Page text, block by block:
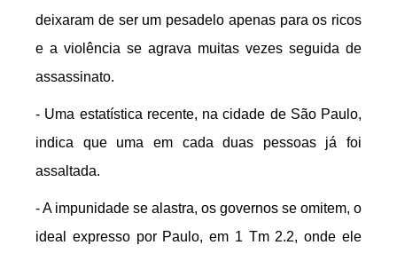
deixaram de ser um pesadelo apenas para os ricos
e a violência se agrava muitas vezes seguida de
assassinato.
- Uma estatística recente, na cidade de São Paulo,
indica que uma em cada duas pessoas já foi
assaltada.
- A impunidade se alastra, os governos se omitem, o
ideal expresso por Paulo, em 1 Tm 2.2, onde ele